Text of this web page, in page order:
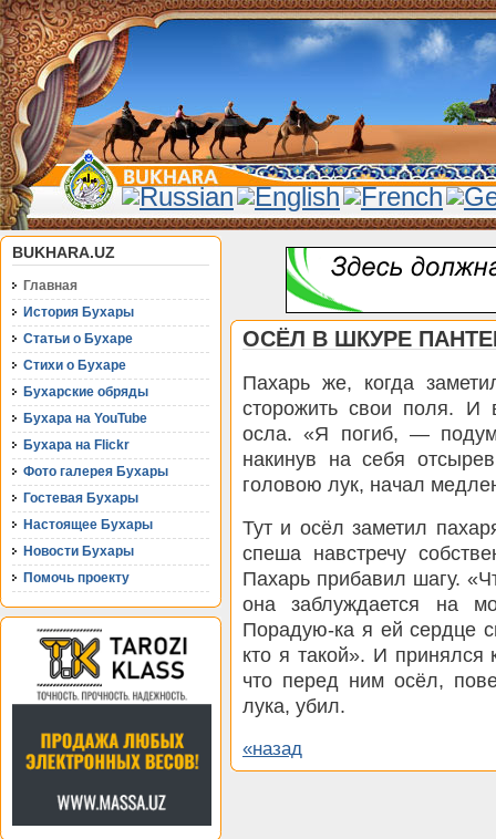
BUKHARA.UZ
Главная
История Бухары
Статьи о Бухаре
Стихи о Бухаре
Бухарские обряды
Бухара на YouTube
Бухара на Flickr
Фото галерея Бухары
Гостевая Бухары
Настоящее Бухары
Новости Бухары
Помочь проекту
ОСЁЛ В ШКУРЕ
Пахарь же, когда
сторожить свои поля. И
осла. «Я погиб, —
накинув на себя
головою лук, начал
Тут и осёл заметил
спеша навстречу
Пахарь прибавил шагу.
она заблуждается на
Порадую-ка я ей сердце
кто я такой». И принялся
что перед ним осёл,
лука, убил.
«назад